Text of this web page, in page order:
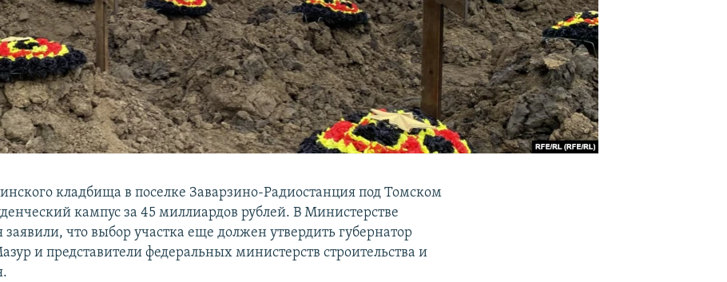
кладбища в поселке Заварзино-Радиостанция под Томском
кампус за 45 миллиардов рублей. В Министерстве
заявили, что выбор участка еще должен утвердить губернатор
и представители федеральных министерств строительства и